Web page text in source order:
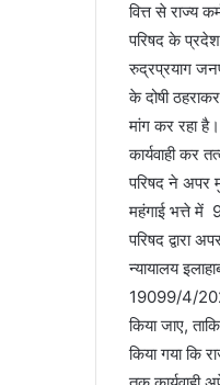
वित्त से राज्य
परिषद के
रुद्रप्रयाग
के दोषी
मांग कर रहा
कार्यवाही कर
परिषद ने अपर
महंगाई भत्ते में
परिषद द्वारा
न्यायालय
19099/4/
किया जाए,
किया गया कि